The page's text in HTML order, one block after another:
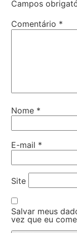
Campos
Comentário *
Nome *
E-mail *
Site
Salvar meus
vez que eu